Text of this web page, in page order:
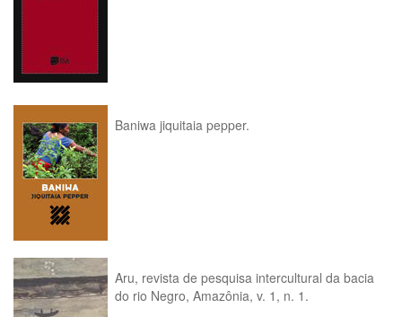
Baniwa jiquitaia pepper.
Aru, revista de pesquisa intercultural da bacia
do rio Negro, Amazônia, v. 1, n. 1.